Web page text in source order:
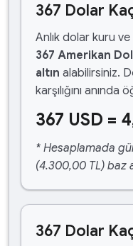
367 Dolar
Anlık dolar kuru
367 Amerikan
altın alabilirsiniz.
karşılığını anında
367 USD =
* Hesaplamada
(4.300,00 TL) baz
367 Dolar